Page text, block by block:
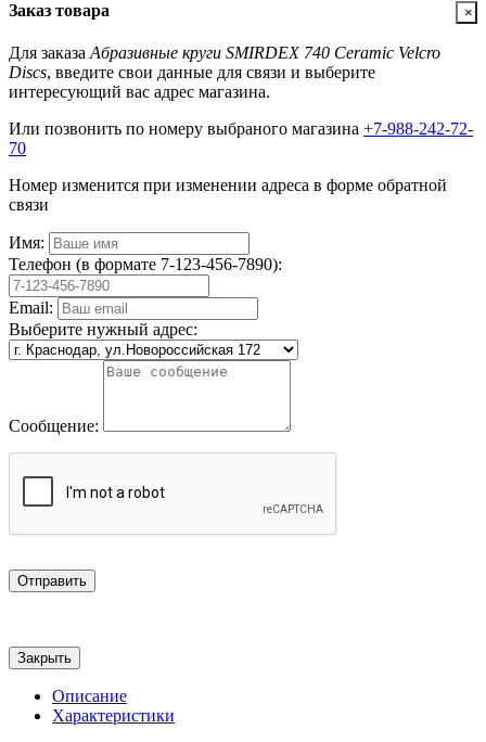
×
Заказ товара
Для заказаАбразивные круги SMIRDEX 740 Ceramic Velcro
Discs, введите свои данные для связи и выберите
интересующий вас адрес магазина.
Или позвонить по номеру выбраного магазина +7-988-242-72-
70
Номер изменится при изменении адреса в форме обратной
связи
Имя:
Телефон (в формате 7-123-456-7890):
Email:
Выберите нужный адрес:
Сообщение:
Отправить
Закрыть
Описание
Характеристики